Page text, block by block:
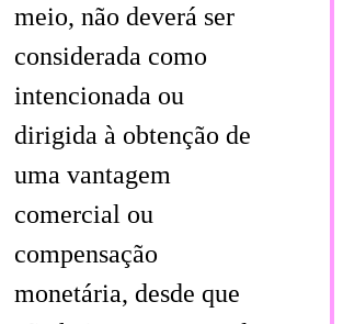
meio, não deverá ser
considerada como
intencionada ou
dirigida à obtenção de
uma vantagem
comercial ou
compensação
monetária, desde que